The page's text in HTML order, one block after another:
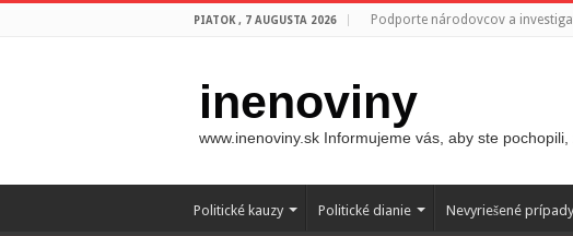
PIATOK , 7 AUGUSTA 2026 Podporte národovcov a
inenoviny
www.inenoviny.sk Informujeme vás, aby ste
Politické kauzy Politické dianie Nevyriešené prípady